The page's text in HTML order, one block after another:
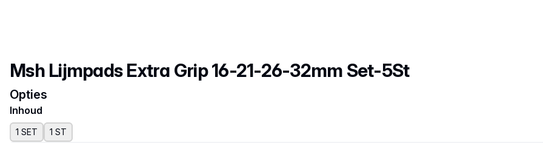
Productnaam
Msh Lijmpads Extra Grip 16-21-26-32mm Set-5St
Opties
Inhoud
1 SET 1 ST